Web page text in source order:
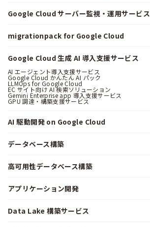
Google Cloud サーバー監視・運用サービス
migrationpack for Google Cloud
Google Cloud 生成 AI 導入支援サービス
AI エージェント導入支援サービス
Google Cloud かんたん AI パック
LLMOps for Google Cloud
EC サイト向け AI 検索ソリューション
Gemini Enterprise app 導入支援サービス
GPU 調達・構築支援サービス
AI 駆動開発 on Google Cloud
データベース構築
高可用性データベース構築
アプリケーション開発
Data Lake 構築サービス